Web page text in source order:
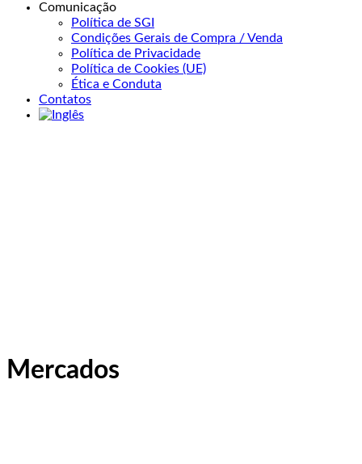
Comunicação
Política de SGI
Condições Gerais de Compra / Venda
Política de Privacidade
Política de Cookies (UE)
Ética e Conduta
Contatos
Mercados